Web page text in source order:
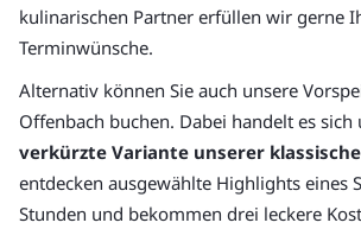
kulinarischen Partner erfüllen wir gerne
Terminwünsche.
Alternativ können Sie auch unsere
Offenbach buchen. Dabei handelt es sich
verkürzte Variante unserer
entdecken ausgewählte Highlights eines
Stunden und bekommen drei leckere